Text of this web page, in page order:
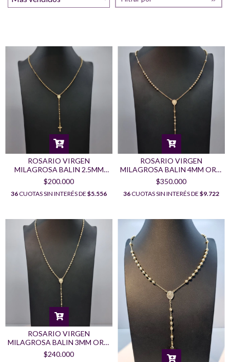
ROSARIO VIRGEN
MILAGROSA BALIN 2.5MM
45CM ORO LAMINADO 18K
$200.000
36CUOTAS SIN INTERÉS DE $5.556
ROSARIO VIRGEN
MILAGROSA BALIN 4MM ORO
LAMINADO 18K
$350.000
36CUOTAS SIN INTERÉS DE $9.722
ROSARIO VIRGEN
MILAGROSA BALIN 3MM ORO
LAMINADO 18K
$240.000